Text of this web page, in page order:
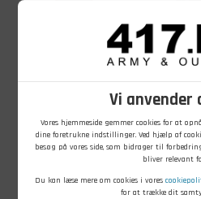
Vi anvender
Vores hjemmeside gemmer cookies for at
dine foretrukne indstillinger. Ved hjælp af
besøg på vores side, som bidrager til
bliver relevant
Du kan læse mere om cookies i vores
for at trække dit
569,00DKK
På lager - Køb nu
119,00DKK
Cap, Super
Hornet F/A-
Børn
På lager - Køb